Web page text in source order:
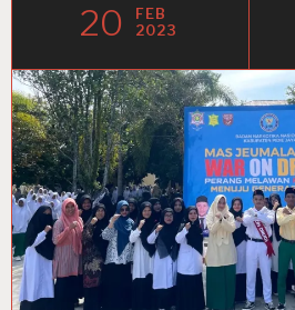
20
FEB
2023